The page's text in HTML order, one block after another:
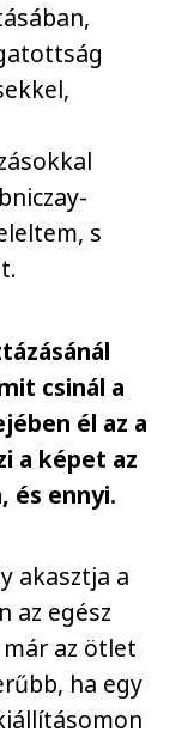
s
csinál a
él az a
a képet az
és ennyi.
akasztja a
az egész
az ötlet
ha egy